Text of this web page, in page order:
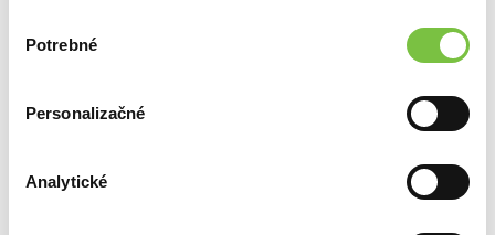
cookies.
súhlasu
Potrebné
Personalizačné
Analytické
Sonia Cavallini
19,89€